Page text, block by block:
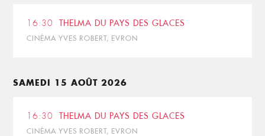
16:30 THELMA DU PAYS DES GLACES
CINÉMA YVES ROBERT, EVRON
SAMEDI 15 AOÛT 2026
16:30 THELMA DU PAYS DES GLACES
CINÉMA YVES ROBERT, EVRON